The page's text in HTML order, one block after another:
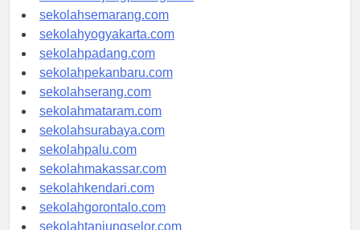
sekolahtanjungpinang.com
sekolahsemarang.com
sekolahyogyakarta.com
sekolahpadang.com
sekolahpekanbaru.com
sekolahserang.com
sekolahmataram.com
sekolahsurabaya.com
sekolahpalu.com
sekolahmakassar.com
sekolahkendari.com
sekolahgorontalo.com